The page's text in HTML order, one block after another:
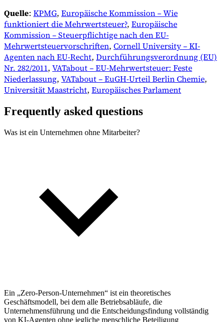
Quelle: KPMG, Europäische Kommission – Wie
funktioniert die Mehrwertsteuer?, Europäische
Kommission – Steuerpflichtige nach den EU-
Mehrwertsteuervorschriften, Cornell University – KI-
Agenten nach EU-Recht, Durchführungsverordnung (EU)
Nr. 282/2011, VATabout – EU-Mehrwertsteuer: Feste
Niederlassung, VATabout – EuGH-Urteil Berlin Chemie,
Universität Maastricht, Europäisches Parlament
Frequently asked questions
Was ist ein Unternehmen ohne Mitarbeiter?
Ein „Zero-Person-Unternehmen“ ist ein theoretisches
Geschäftsmodell, bei dem alle Betriebsabläufe, die
Unternehmensführung und die Entscheidungsfindung vollständig
von KI-Agenten ohne jegliche menschliche Beteiligung